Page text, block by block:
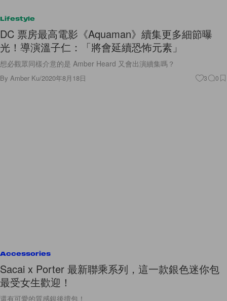
Lifestyle
DC 票房最高電影《Aquaman》續集更多細節曝
光！導演溫子仁：「將會延續恐怖元素」
想必觀眾同樣介意的是 Amber Heard 又會出演續集嗎？
By Amber Ku/2020年8月18日 3 0
Accessories
Sacai x Porter 最新聯乘系列，這一款銀色迷你包
最受女生歡迎！
還有可愛的質感銀後揹包！